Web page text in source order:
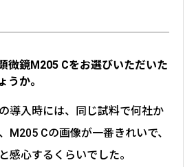
微鏡M205 Cをお選びいただいた
うか。
導入時には、同じ試料で何社か
M205 Cの画像が一番きれいで、
感心するくらいでした。